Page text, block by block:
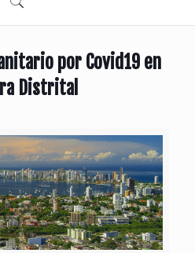
por Covid19 en
Distrital